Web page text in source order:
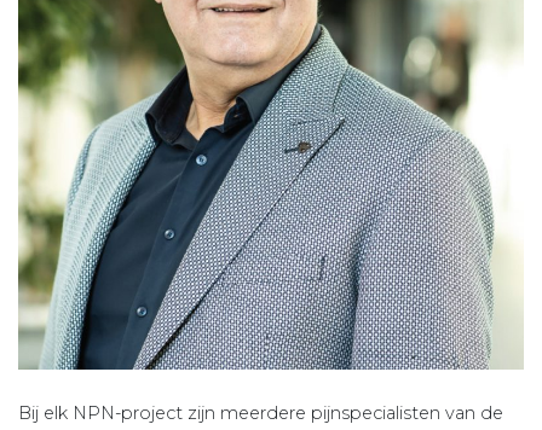
Bij elk NPN-project zijn meerdere pijnspecialisten van de